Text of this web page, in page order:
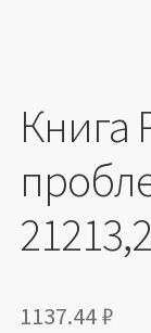
Книга
1137.44₽